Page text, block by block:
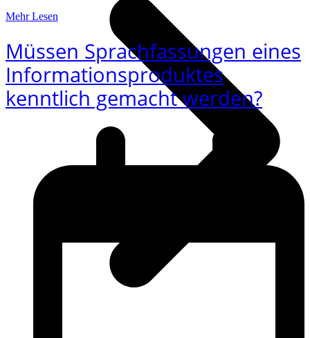
Mehr Lesen
Müssen Sprachfassungen eines
Informationsproduktes
kenntlich gemacht werden?